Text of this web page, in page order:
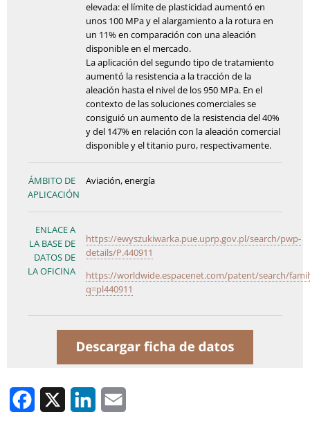
elevada: el límite de plasticidad aumentó en
unos 100 MPa y el alargamiento a la rotura en
un 11% en comparación con una aleación
disponible en el mercado.
La aplicación del segundo tipo de tratamiento
aumentó la resistencia a la tracción de la
aleación hasta el nivel de los 950 MPa. En el
contexto de las soluciones comerciales se
consiguió un aumento de la resistencia del 40%
y del 147% en relación con la aleación comercial
disponible y el titanio puro, respectivamente.
ÁMBITO DE
APLICACIÓN
Aviación, energía
ENLACE A
LA BASE DE
DATOS DE
LA OFICINA
https://ewyszukiwarka.pue.uprp.gov.pl/search/pwp-
details/P.440911
https://worldwide.espacenet.com/patent/search/
q=pl440911
Facebook LinkedIn